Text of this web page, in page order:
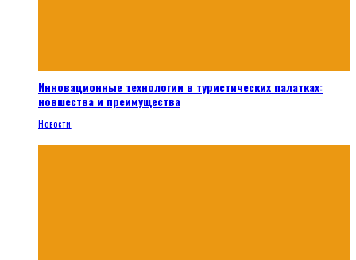
Инновационные технологии в туристических палатках:
новшества и преимущества
Новости